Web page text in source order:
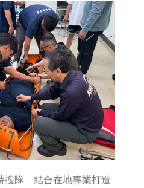
搜隊 結合在地專業打造